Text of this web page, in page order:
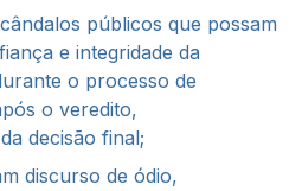
públicos que possam
e integridade da
o processo de
o veredito,
decisão final;
discurso de ódio,